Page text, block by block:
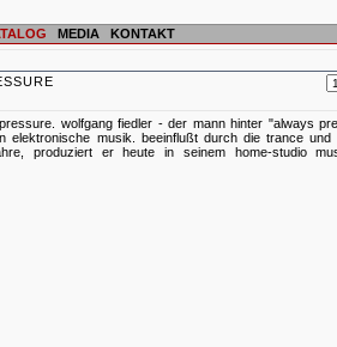
MEDIA
KONTAKT
wolfgang fiedler - der mann hinter "always
elektronische musik. beeinflußt durch die trance und
produziert er heute in seinem home-studio